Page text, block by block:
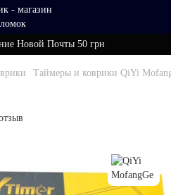
Новой Почты 50 грн
Таймеры и коврики QiYi